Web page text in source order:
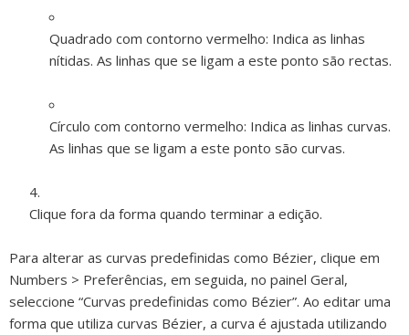
Quadrado com contorno vermelho: Indica as linhas
nítidas. As linhas que se ligam a este ponto são rectas.
Círculo com contorno vermelho: Indica as linhas curvas.
As linhas que se ligam a este ponto são curvas.
Clique fora da forma quando terminar a edição.
Para alterar as curvas predefinidas como Bézier, clique em
Numbers > Preferências, em seguida, no painel Geral,
seleccione “Curvas predefinidas como Bézier”. Ao editar uma
forma que utiliza curvas Bézier, a curva é ajustada utilizando